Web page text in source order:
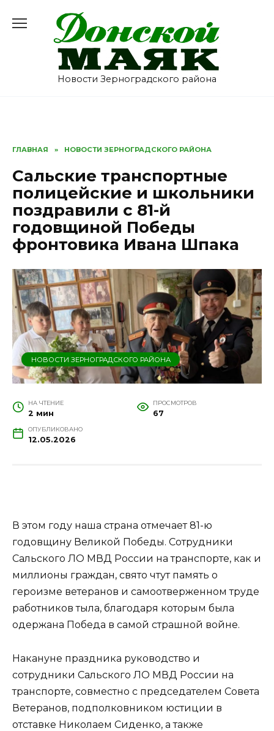
содержанию
Новости Зерноградского района
ГЛАВНАЯ » НОВОСТИ ЗЕРНОГРАДСКОГО РАЙОНА
Сальские транспортные
полицейские и школьники
поздравили с 81-й
годовщиной Победы
фронтовика Ивана Шпака
НОВОСТИ ЗЕРНОГРАДСКОГО РАЙОНА
НА ЧТЕНИЕ
2 мин
ПРОСМОТРОВ
67
ОПУБЛИКОВАНО
12.05.2026
В этом году наша страна отмечает 81-ю
годовщину Великой Победы. Сотрудники
Сальского ЛО МВД России на транспорте, как и
миллионы граждан, свято чтут память о
героизме ветеранов и самоотверженном труде
работников тыла, благодаря которым была
одержана Победа в самой страшной войне.
Накануне праздника руководство и
сотрудники Сальского ЛО МВД России на
транспорте, совместно с председателем Совета
Ветеранов, подполковником юстиции в
отставке Николаем Сиденко, а также